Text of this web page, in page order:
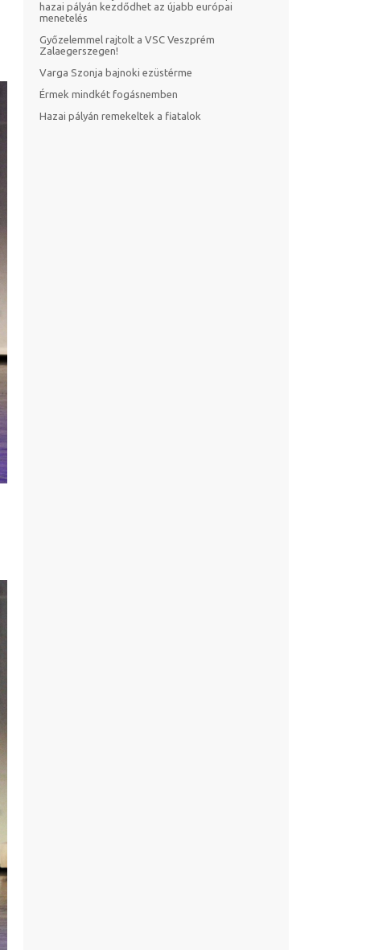
hazai pályán kezdődhet az újabb európai
menetelés
Győzelemmel rajtolt a VSC Veszprém
Zalaegerszegen!
Varga Szonja bajnoki ezüstérme
Érmek mindkét fogásnemben
Hazai pályán remekeltek a fiatalok